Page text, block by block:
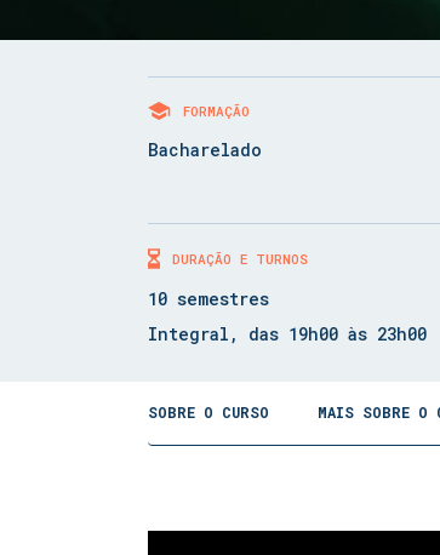
FORMAÇÃO
Bacharelado
DURAÇÃO E TURNOS
10 semestres
Integral, das 19h00 às 23h00
SOBRE O CURSO MAIS SOBRE O